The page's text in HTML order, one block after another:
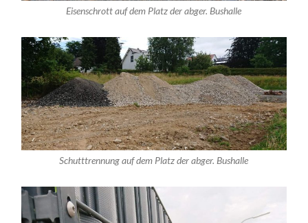
Eisenschrott auf dem Platz der abger. Bushalle
Schutttrennung auf dem Platz der abger. Bushalle